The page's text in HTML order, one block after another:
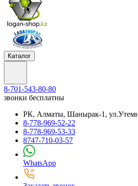
Каталог
8-701-543-80-80
звонки бесплатны
РК, Алматы, Шанырак-1,
8-778-969-52-22
8-778-969-53-33
8747-710-03-57
WhatsApp